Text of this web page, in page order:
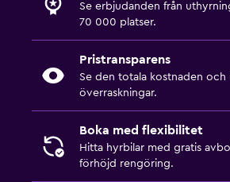
Se erbjudanden från
70 000 platser.
Pristransparens
Se den totala kostnaden och
överraskningar.
Boka med flexibilitet
Hitta hyrbilar med gratis
förhöjd rengöring.